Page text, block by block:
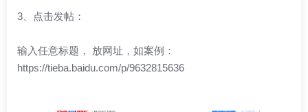
3、点击发帖：
输入任意标题， 放网址，如案例：
https://tieba.baidu.com/p/9632815636